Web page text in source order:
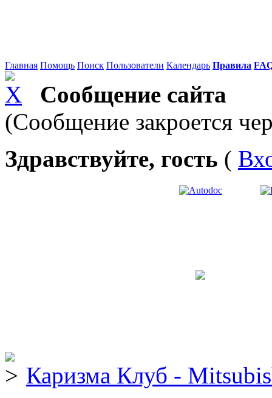
Главная Помощь Поиск Пользователи Календарь Правила
Сообщение сайта
(Сообщение закроется
Здравствуйте, гость (
Каризма Клуб -